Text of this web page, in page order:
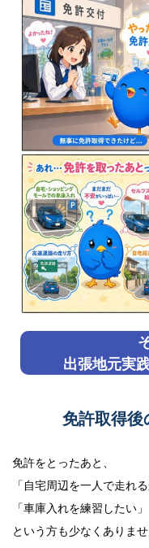
出張地元実
免許取得後
免許をとったあと、
「自宅周辺を一人で走れる
「車庫入れを練習したい」
という方も少なくありませ